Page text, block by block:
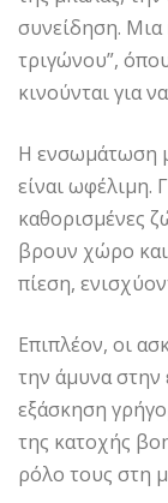
συνείδηση. Μια
τριγώνου”,
κινούνται για
Η ενσωμάτωση
είναι ωφέλιμη.
καθορισμένες
βρουν χώρο
πίεση,
Επιπλέον, οι
την άμυνα στην
εξάσκηση
της κατοχής
ρόλο τους στη